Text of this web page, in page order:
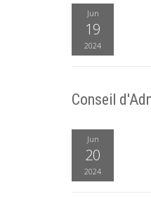
Jun
19
2024
Conseil
Jun
20
2024